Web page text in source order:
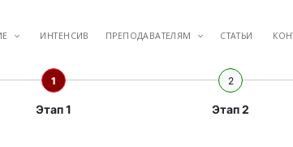
меню ИНТЕНСИВ ПРЕПОДАВАТЕЛЯМ менюСТАТЬИ
1
Этап 1
2
Этап 2